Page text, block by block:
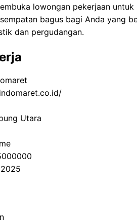
lowongan pekerjaan
bagus bagi Anda yang
dan pergudangan.
Utara